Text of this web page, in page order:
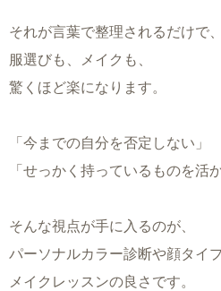
それが言葉で整理されるだけで、
服選びも、メイクも、
驚くほど楽になります。
「今までの自分を否定しない」
「せっかく持っているものを活
そんな視点が手に入るのが、
パーソナルカラー診断や顔タイプ
メイクレッスンの良さです。